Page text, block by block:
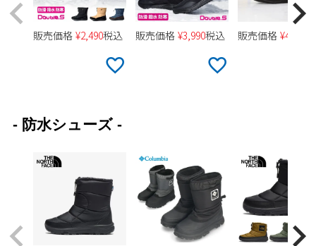
販売価格 ¥2,490税込 販売価格 ¥3,990税込 販売価格 ¥4,990
- 防水シューズ -